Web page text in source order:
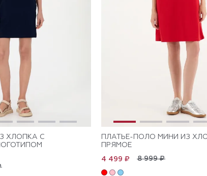
ХЛОПКА С
ПЛАТЬЕ-ПОЛО МИНИ ИЗ
ПРЯМОЕ
8 999 ₽
4 499 ₽